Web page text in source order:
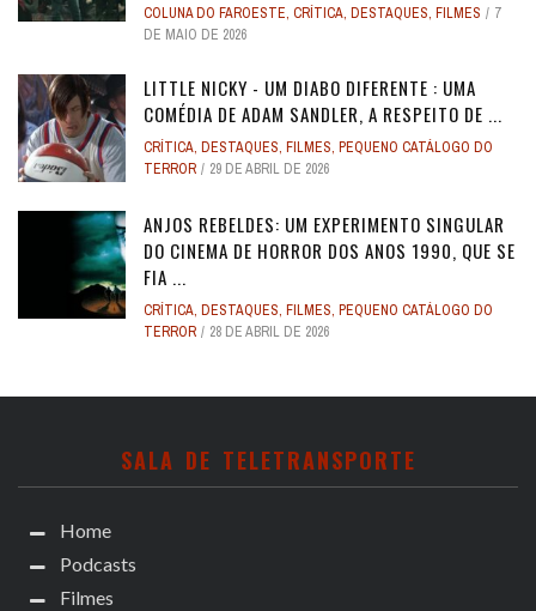
COLUNA DO FAROESTE, CRÍTICA, DESTAQUES, FILMES
7
DE MAIO DE 2026
LITTLE NICKY - UM DIABO DIFERENTE : UMA
COMÉDIA DE ADAM SANDLER, A RESPEITO DE ...
CRÍTICA, DESTAQUES, FILMES, PEQUENO CATÁLOGO DO
TERROR
29 DE ABRIL DE 2026
ANJOS REBELDES: UM EXPERIMENTO SINGULAR
DO CINEMA DE HORROR DOS ANOS 1990, QUE SE
FIA ...
CRÍTICA, DESTAQUES, FILMES, PEQUENO CATÁLOGO DO
TERROR
28 DE ABRIL DE 2026
SALA DE TELETRANSPORTE
Home
Podcasts
Filmes